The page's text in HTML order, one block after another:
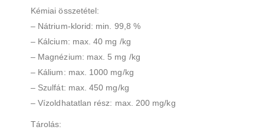
Kémiai összetétel:
– Nátrium-klorid: min. 99,8 %
– Kálcium: max. 40 mg /kg
– Magnézium: max. 5 mg /kg
– Kálium: max. 1000 mg/kg
– Szulfát: max. 450 mg/kg
– Vízoldhatatlan rész: max. 200 mg/kg
Tárolás: